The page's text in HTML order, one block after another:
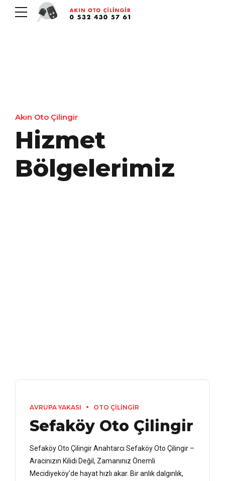
Akın Oto Çilingir
Hizmet
Bölgelerimiz
AVRUPA YAKASI OTO ÇİLİNGİR
Sefaköy Oto Çilingir
Sefaköy Oto Çilingir Anahtarcı Sefaköy Oto Çilingir –
Aracınızın Kilidi Değil, Zamanınız Önemli
Mecidiyeköy’de hayat hızlı akar. Bir anlık dalgınlık,